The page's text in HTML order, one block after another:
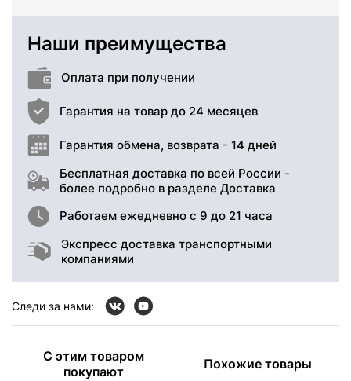
Наши преимущества
Оплата при получении
Гарантия на товар до 24 месяцев
Гарантия обмена, возврата - 14 дней
Бесплатная доставка по всей России -
более подробно в разделе Доставка
Работаем ежедневно с 9 до 21 часа
Экспресс доставка транспортными
компаниями
Следи за нами:
С этим товаром
покупают
Похожие товары